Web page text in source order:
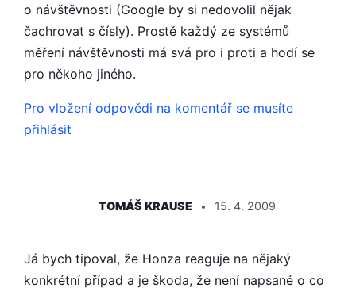
o návštěvnosti (Google by si nedovolil nějak
čachrovat s čísly). Prostě každý ze systémů
měření návštěvnosti má svá pro i proti a hodí se
pro někoho jiného.
Pro vložení odpovědi na komentář se musíte
přihlásit
TOMÁŠ KRAUSE
15. 4. 2009
Já bych tipoval, že Honza reaguje na nějaký
konkrétní případ a je škoda, že není napsané o co